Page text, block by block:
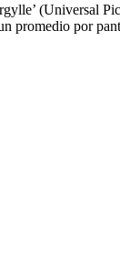
(Universal
promedio por